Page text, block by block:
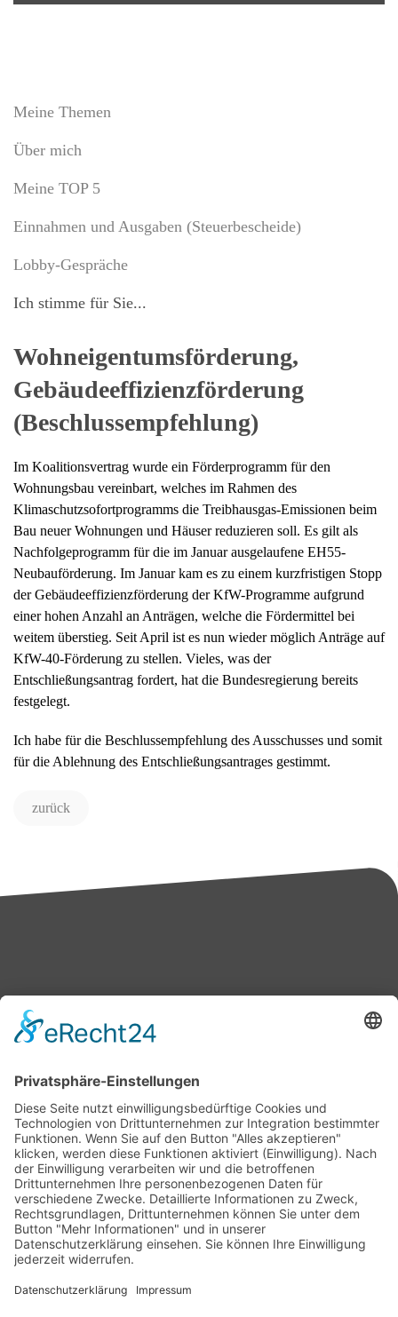
Meine Themen
Über mich
Meine TOP 5
Einnahmen und Ausgaben (Steuerbescheide)
Lobby-Gespräche
Ich stimme für Sie...
Wohneigentumsförderung,
Gebäudeeffizienzförderung
(Beschlussempfehlung)
Im Koalitionsvertrag wurde ein Förderprogramm für den
Wohnungsbau vereinbart, welches im Rahmen des
Klimaschutzsofortprogramms die Treibhausgas-Emissionen beim
Bau neuer Wohnungen und Häuser reduzieren soll. Es gilt als
Nachfolgeprogramm für die im Januar ausgelaufene EH55-
Neubauförderung. Im Januar kam es zu einem kurzfristigen Stopp
der Gebäudeeffizienzförderung der KfW-Programme aufgrund
einer hohen Anzahl an Anträgen, welche die Fördermittel bei
weitem überstieg. Seit April ist es nun wieder möglich Anträge auf
KfW-40-Förderung zu stellen. Vieles, was der
Entschließungsantrag fordert, hat die Bundesregierung bereits
festgelegt.
Ich habe für die Beschlussempfehlung des Ausschusses und somit
für die Ablehnung des Entschließungsantrages gestimmt.
zurück
Bärbel Bas
Presse & Downloads
Pressemitteilungen
Pressefotos
BASis Info
Newsletter-Abo